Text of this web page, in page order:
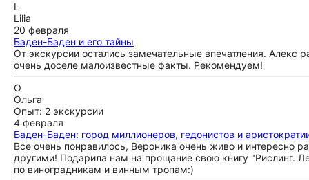
L
Lilia
20 февраля
Баден-Баден и его тайны
От экскурсии остались замечательные впечатления. Алекс
очень доселе малоизвестные факты. Рекомендуем!
О
Ольга
Опыт: 2 экскурсии
4 февраля
Баден-Баден: город миллионеров, гедонистов и
Все очень понравилось, Вероника очень живо и интересно
другими! Подарила нам на прощание свою книгу "Рислинг.
по виноградникам и винным тропам:)